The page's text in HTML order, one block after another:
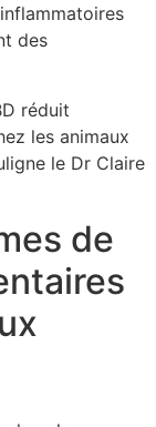
des
réduit
les animaux
le Dr Claire
de